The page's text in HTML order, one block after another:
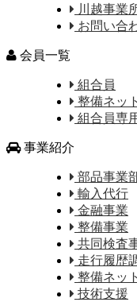
川越事業
お問い合
会員一覧
組合員
整備ネッ
組合員専
事業紹介
部品事業
輸入代行
金融事業
整備事業
共同検査
走行履歴
整備ネッ
技術支援